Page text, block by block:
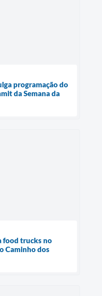
programação do
da Semana da
food trucks no
Caminho dos